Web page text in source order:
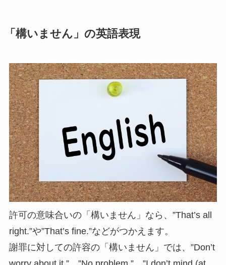
「構いません」の英語表現
許可の意味合いの「構いません」なら、”That’s all
right.”や”That’s fine.”などがつかえます。
謝罪に対しての許容の「構いません」では、”Don’t